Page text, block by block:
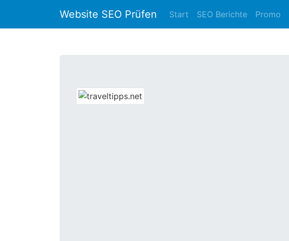
Website SEO Prüfen Start SEO Berichte Promo